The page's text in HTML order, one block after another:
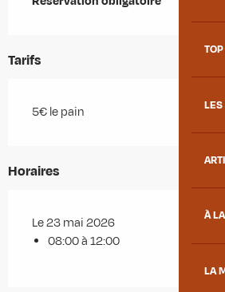
LES
À
LA
Tarifs
5€ le pain
Horaires
Le 23 mai 2026
08:00 à 12:00